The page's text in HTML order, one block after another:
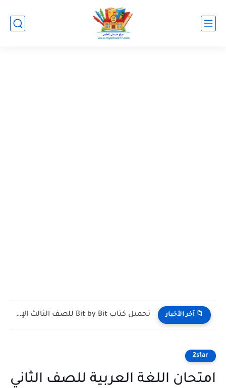
📁 آخر الأخبار تحميل كتاب Bit by Bit للصف الثالث الإعدادي الترم الأول...
2s1ar
امتحان اللغة العربية للصف الثاني